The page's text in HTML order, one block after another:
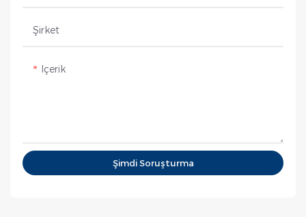
Şirket
Içerik
Şimdi Soruşturma